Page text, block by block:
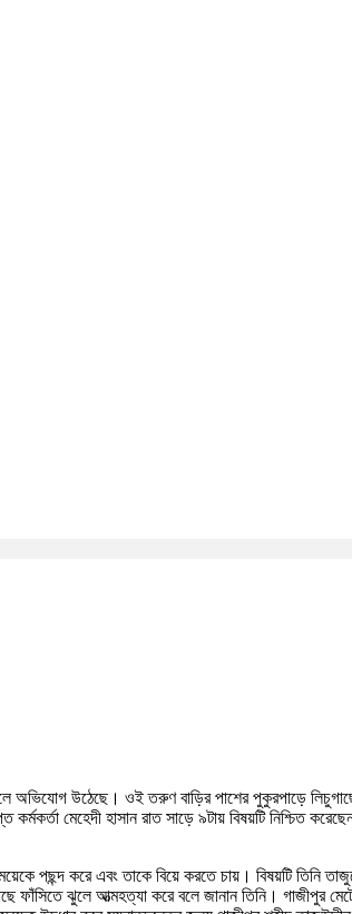
অভিযোগ উঠেছে। ওই তরুণ বাড়ির পাশের পুকুরপাড়ে
মেহেদী হাসান রাত সাড়ে ৯টায় বিষয়টি নিশ্চিত
পছন্দ করে এবং তাকে বিয়ে করতে চায়। বিষয়টি তিনি
ফাঁসিতে ঝুলে আত্মহত্যা করে বলে জানান তিনি। গাজীপুর